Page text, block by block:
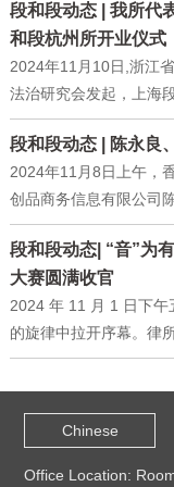
段和段动态 | 我所代
和段杭州所开业仪式
2024年11月10日,浙江
法治研究会发起，上海
段和段动态 | 陈永良
2024年11月8日上午，
创品商务信息有限公司
段和段动态| “音”为
大赛圆满收官
2024 年 11 月 1 日下午
的旋律中拉开序幕。律
Chinese
Office Location: